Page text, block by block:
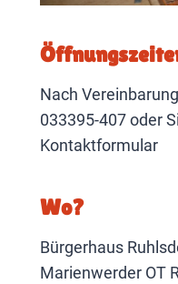
Nach
033395-407 oder
Kontaktformular
Wo?
Bürgerhaus
Marienwerder OT